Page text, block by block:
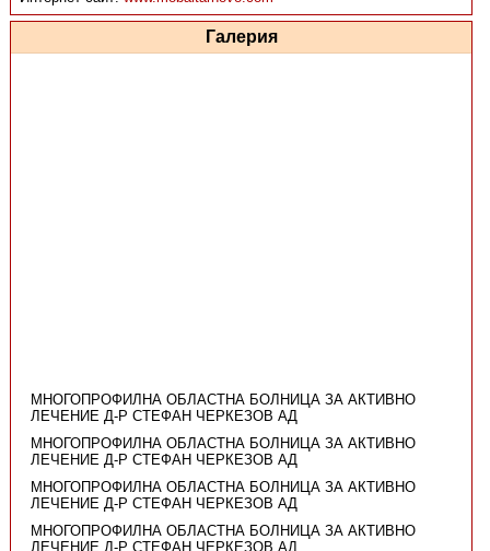
Галерия
МНОГОПРОФИЛНА ОБЛАСТНА БОЛНИЦА ЗА АКТИВНО
ЛЕЧЕНИЕ Д-Р СТЕФАН ЧЕРКЕЗОВ АД
МНОГОПРОФИЛНА ОБЛАСТНА БОЛНИЦА ЗА АКТИВНО
ЛЕЧЕНИЕ Д-Р СТЕФАН ЧЕРКЕЗОВ АД
МНОГОПРОФИЛНА ОБЛАСТНА БОЛНИЦА ЗА АКТИВНО
ЛЕЧЕНИЕ Д-Р СТЕФАН ЧЕРКЕЗОВ АД
МНОГОПРОФИЛНА ОБЛАСТНА БОЛНИЦА ЗА АКТИВНО
ЛЕЧЕНИЕ Д-Р СТЕФАН ЧЕРКЕЗОВ АД